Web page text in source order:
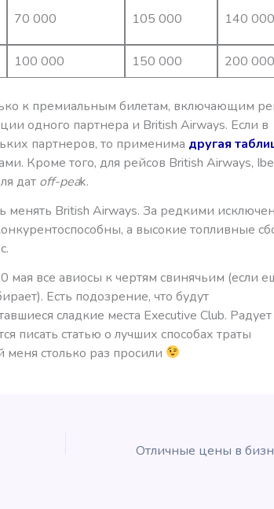
70 000 105 000 140 000
100 000 150 000 200 000
к премиальным билетам, включающим
одного партнера и British Airways. Если в
партнеров, то применима другая
Кроме того, для рейсов British Airways,
дат off-peak.
менять British Airways. За редкими
а высокие топливные
мая все авиосы к чертям свинячьим (если
Есть подозрение, что будут
сладкие места Executive Club.
писать статью о лучших способах траты
меня столько раз просили